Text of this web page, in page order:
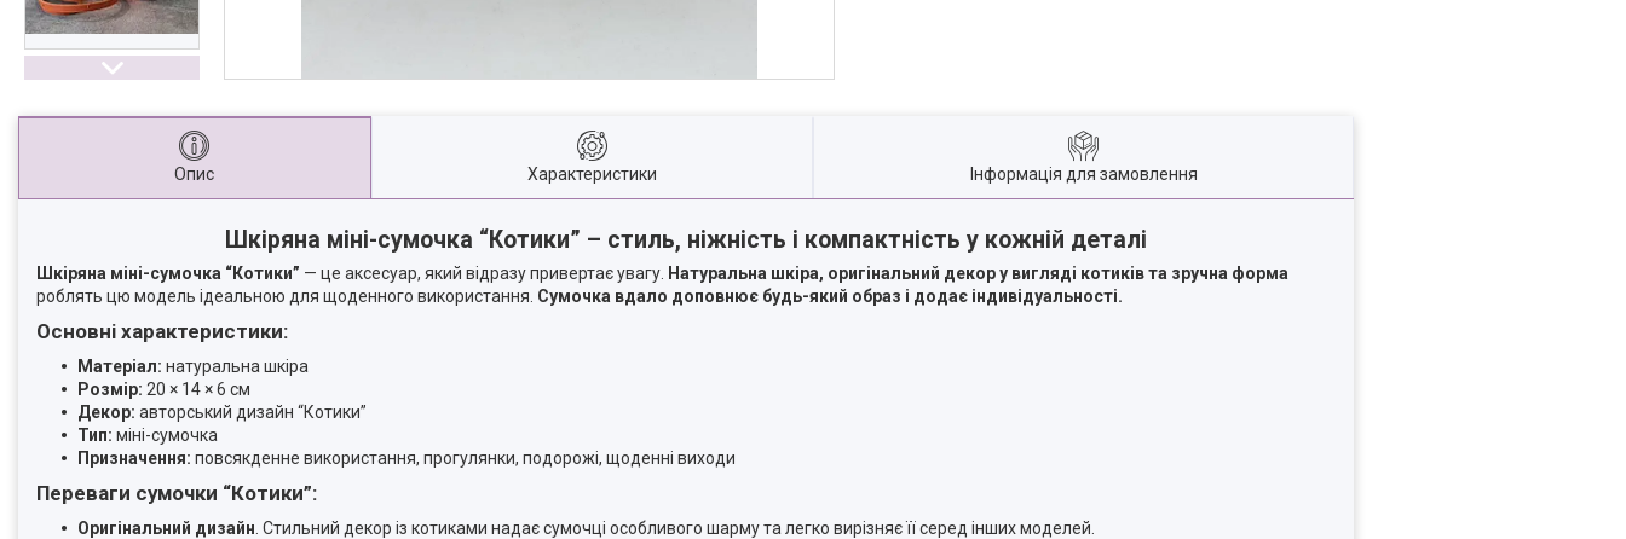
Опис Характеристики Інформація для замовлення
Шкіряна міні-сумочка “Котики” – стиль, ніжність і компактність у кожній деталі
Шкіряна міні-сумочка “Котики” — це аксесуар, який відразу привертає увагу. Натуральна шкіра, оригінальний декор у вигляді котиків та зручна форма
роблять цю модель ідеальною для щоденного використання. Сумочка вдало доповнює будь-який образ і додає індивідуальності.
Основні характеристики:
Матеріал: натуральна шкіра
Розмір: 20 × 14 × 6 см
Декор: авторський дизайн “Котики”
Тип: міні-сумочка
Призначення: повсякденне використання, прогулянки, подорожі, щоденні виходи
Переваги сумочки “Котики”:
Оригінальний дизайн . Стильний декор із котиками надає сумочці особливого шарму та легко вирізняє її серед інших моделей.